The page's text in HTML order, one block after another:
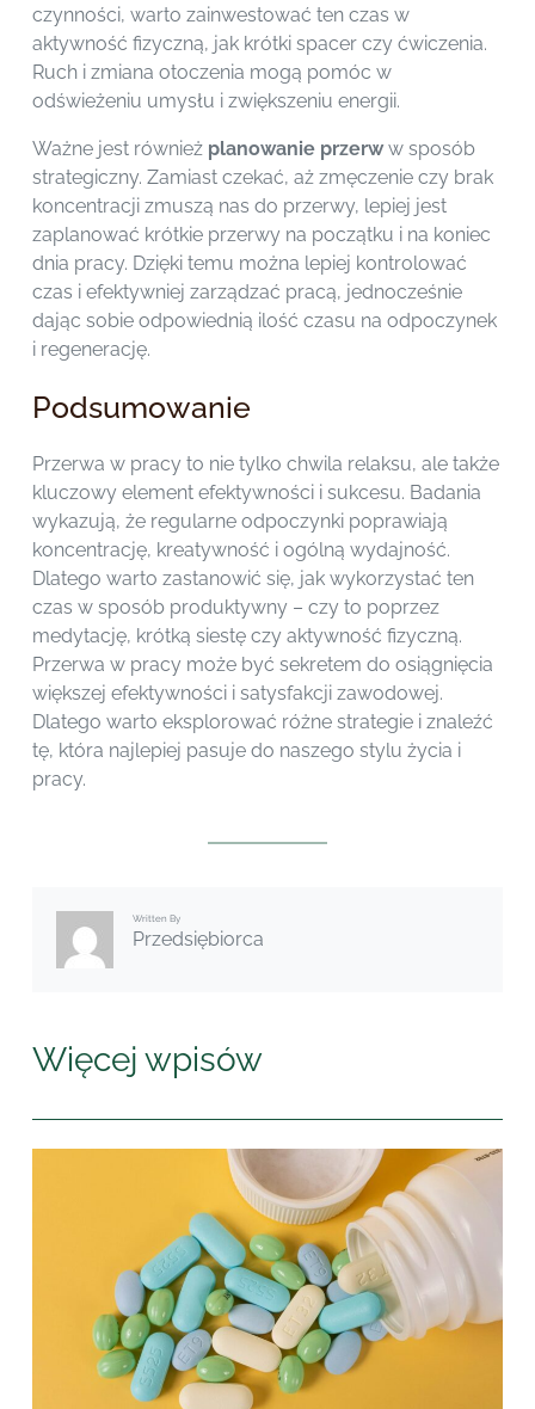
czynności, warto zainwestować ten czas w
aktywność fizyczną, jak krótki spacer czy ćwiczenia.
Ruch i zmiana otoczenia mogą pomóc w
odświeżeniu umysłu i zwiększeniu energii.
Ważne jest również planowanie przerww sposób
strategiczny. Zamiast czekać, aż zmęczenie czy brak
koncentracji zmuszą nas do przerwy, lepiej jest
zaplanować krótkie przerwy na początku i na koniec
dnia pracy. Dzięki temu można lepiej kontrolować
czas i efektywniej zarządzać pracą, jednocześnie
dając sobie odpowiednią ilość czasu na odpoczynek
i regenerację.
Podsumowanie
Przerwa w pracy to nie tylko chwila relaksu, ale także
kluczowy element efektywności i sukcesu. Badania
wykazują, że regularne odpoczynki poprawiają
koncentrację, kreatywność i ogólną wydajność.
Dlatego warto zastanowić się, jak wykorzystać ten
czas w sposób produktywny – czy to poprzez
medytację, krótką siestę czy aktywność fizyczną.
Przerwa w pracy może być sekretem do osiągnięcia
większej efektywności i satysfakcji zawodowej.
Dlatego warto eksplorować różne strategie i znaleźć
tę, która najlepiej pasuje do naszego stylu życia i
pracy.
Written By
Przedsiębiorca
Więcej wpisów